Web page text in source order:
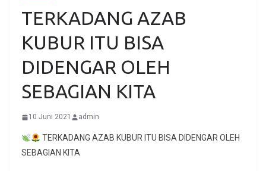
TERKADANG AZAB
KUBUR ITU BISA
DIDENGAR OLEH
SEBAGIAN KITA
10 Juni 2021 admin
TERKADANG AZAB KUBUR ITU BISA DIDENGAR OLEH
SEBAGIAN KITA